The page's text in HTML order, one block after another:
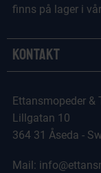
finns på lager i
Kontakt
Ettansmopeder &
Lillgatan 10
364 31 Åseda -
Mail: